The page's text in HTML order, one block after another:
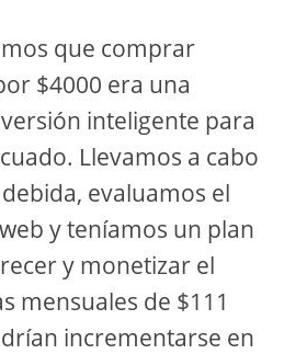
que comprar
$4000 era una
inteligente para
Llevamos a cabo
evaluamos el
y teníamos un plan
y monetizar el
mensuales de $111
incrementarse en